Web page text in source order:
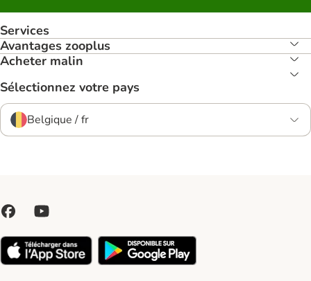
Services
Avantages zooplus
Acheter malin
Sélectionnez votre pays
Belgique / fr